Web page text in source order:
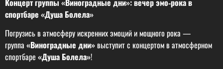
Концерт группы «Виноградные дни»: вечер эмо‑рока в
спортбаре «Душа Болела»
Погрузись в атмосферу искренних эмоций и мощного рока —
группа «Виноградные дни»выступит с концертом в атмосферном
спортбаре «Душа Болела»!